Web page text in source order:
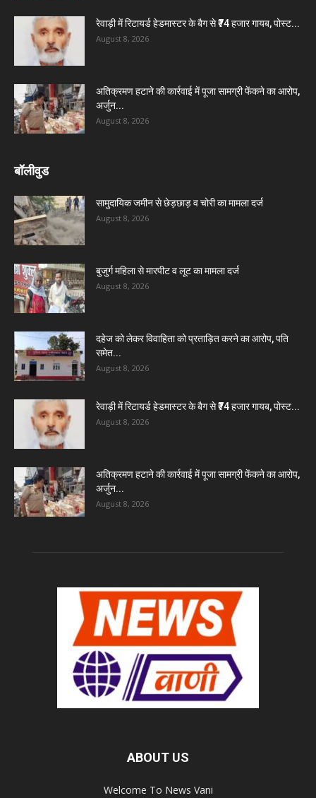
रेवाड़ी में रिटायर्ड हेडमास्टर के बैग से ₹74 हजार गायब, पोस्ट...
August 8, 2026
अतिक्रमण हटाने की कार्रवाई में पूजा सामग्री फेंकने का आरोप,
अर्जुन...
August 8, 2026
बॉलीवुड
सामुदायिक जमीन से छेड़छाड़ व चोरी का मामला दर्ज
August 8, 2026
बुजुर्ग महिला से मारपीट व लूट का मामला दर्ज
August 8, 2026
दहेज को लेकर विवाहिता को प्रताड़ित करने का आरोप, पति
समेत...
August 8, 2026
रेवाड़ी में रिटायर्ड हेडमास्टर के बैग से ₹74 हजार गायब, पोस्ट...
August 8, 2026
अतिक्रमण हटाने की कार्रवाई में पूजा सामग्री फेंकने का आरोप,
अर्जुन...
August 8, 2026
ABOUT US
Welcome To News Vani